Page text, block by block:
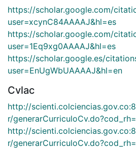
https://scholar.google.com/
user=xcynC84AAAAJ&hl=es
https://scholar.google.com/
user=1Eq9xg0AAAAJ&hl=es
https://scholar.google.es/
user=EnUgWbUAAAAJ&hl=en
Cvlac
http://
r/
http://
r/